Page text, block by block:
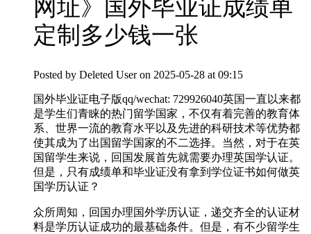
网址》国外毕业证成绩单
定制多少钱一张
Posted by Deleted User on 2025-05-28 at 09:15
国外毕业证电子版qq/wechat: 729926040英国一直以来都
是学生们青睐的热门留学国家，不仅有着完善的教育体
系、世界一流的教育水平以及先进的科研技术等优势都
使其成为了出国留学国家的不二选择。当然，对于在英
国留学生来说，回国发展首先就需要办理英国学认证。
但是，只有成绩单和毕业证没有拿到学位证书如何做英
国学历认证？
众所周知，回国办理国外学历认证，递交齐全的认证材
料是学历认证成功的最基础条件。但是，有不少留学生